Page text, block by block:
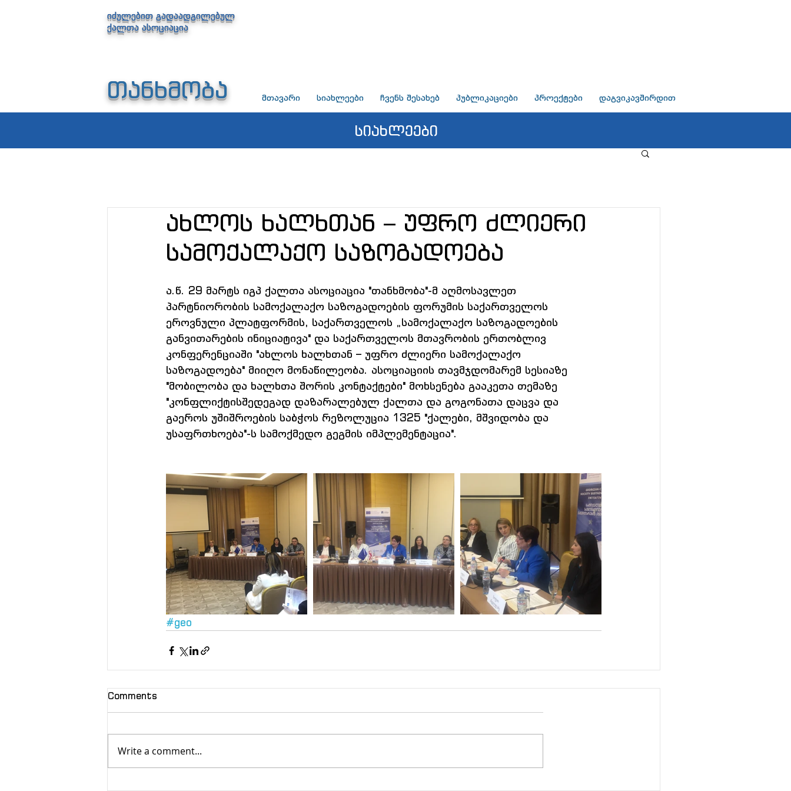
იძულებით გადაადგილებულ
ქალთა ასოციაცია
თანხმობა მთავარი სიახლეები ჩვენს შესახებ პუბლიკაციები პროექტები დაგვიკავშირდით
სიახლეები
ახლოს ხალხთან – უფრო ძლიერი
სამოქალაქო საზოგადოება
ა.წ. 29 მარტს იგპ ქალთა ასოციაცია "თანხმობა"-მ აღმოსავლეთ
პარტნიორობის სამოქალაქო საზოგადოების ფორუმის საქართველოს
ეროვნული პლატფორმის, საქართველოს „სამოქალაქო საზოგადოების
განვითარების ინიციატივა" და საქართველოს მთავრობის ერთობლივ
კონფერენციაში "ახლოს ხალხთან – უფრო ძლიერი სამოქალაქო
საზოგადოება" მიიღო მონაწილეობა. ასოციაციის თავმჯდომარემ სესიაზე
"მობილობა და ხალხთა შორის კონტაქტები" მოხსენება გააკეთა თემაზე
"კონფლიქტისშედეგად დაზარალებულ ქალთა და გოგონათა დაცვა და
გაეროს უშიშროების საბჭოს რეზოლუცია 1325 "ქალები, მშვიდობა და
უსაფრთხოება"-ს სამოქმედო გეგმის იმპლემენტაცია".
#geo
Comments
Write a comment...